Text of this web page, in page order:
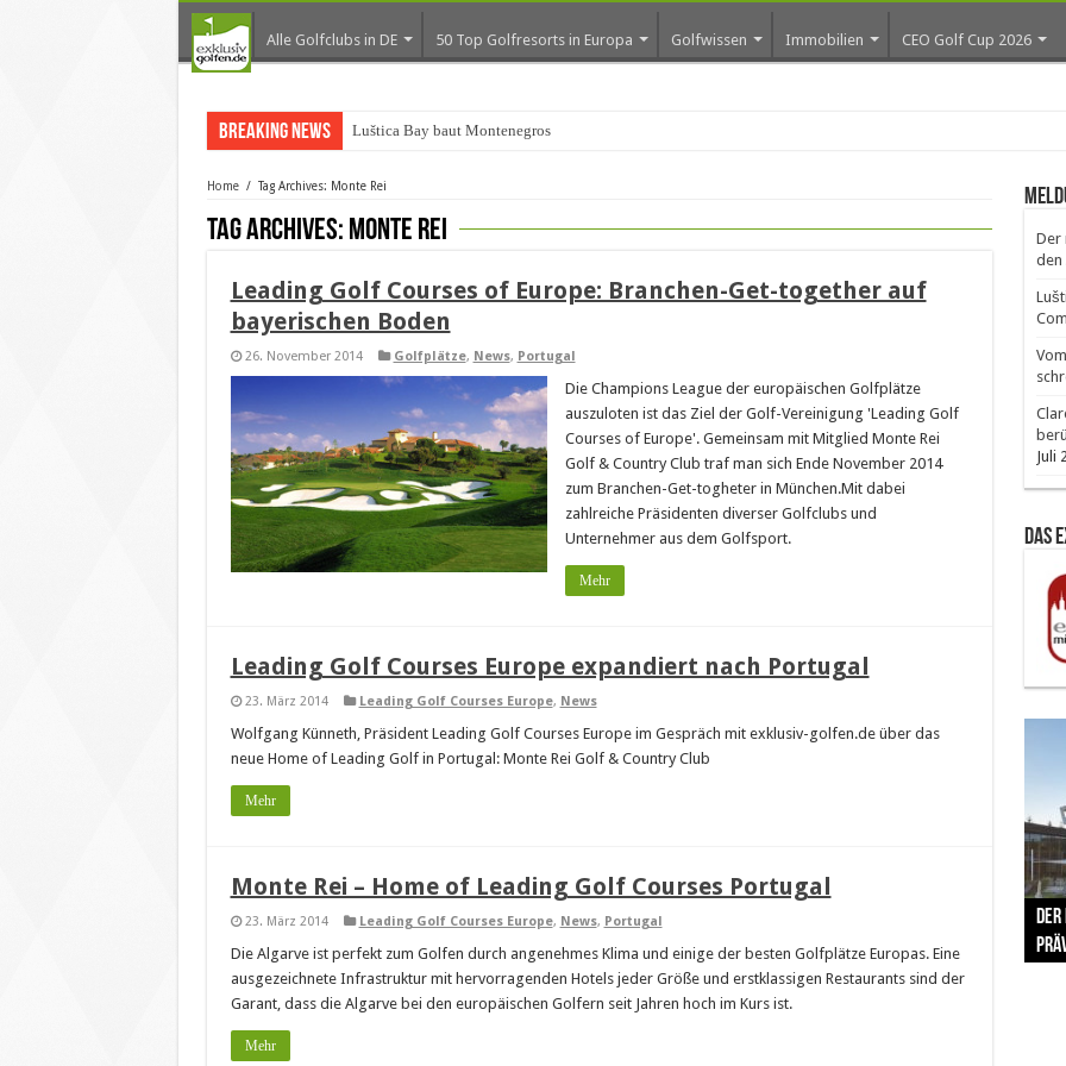
Alle Golfclubs in DE 50 Top Golfresorts in Europa Golfwissen Immobilien CEO Golf Cup 2026
Breaking News Luštica Bay baut Montenegros erste Gol
Home / Tag Archives: Monte Rei
Tag Archives: Monte Rei
Leading Golf Courses of Europe: Branchen-Get-together auf
bayerischen Boden
26. November 2014 Golfplätze, News, Portugal
Die Champions League der europäischen Golfplätze
auszuloten ist das Ziel der Golf-Vereinigung 'Leading Golf
Courses of Europe'. Gemeinsam mit Mitglied Monte Rei
Golf & Country Club traf man sich Ende November 2014
zum Branchen-Get-togheter in München.Mit dabei
zahlreiche Präsidenten diverser Golfclubs und
Unternehmer aus dem Golfsport.
Mehr
Leading Golf Courses Europe expandiert nach Portugal
23. März 2014 Leading Golf Courses Europe, News
Wolfgang Künneth, Präsident Leading Golf Courses Europe im Gespräch mit exklusiv-golfen.de über das
neue Home of Leading Golf in Portugal: Monte Rei Golf & Country Club
Mehr
Monte Rei – Home of Leading Golf Courses Portugal
23. März 2014 Leading Golf Courses Europe, News, Portugal
Die Algarve ist perfekt zum Golfen durch angenehmes Klima und einige der besten Golfplätze Europas. Eine
ausgezeichnete Infrastruktur mit hervorragenden Hotels jeder Größe und erstklassigen Restaurants sind der
Garant, dass die Algarve bei den europäischen Golfern seit Jahren hoch im Kurs ist.
Mehr
Der
den
Juli
Das
The